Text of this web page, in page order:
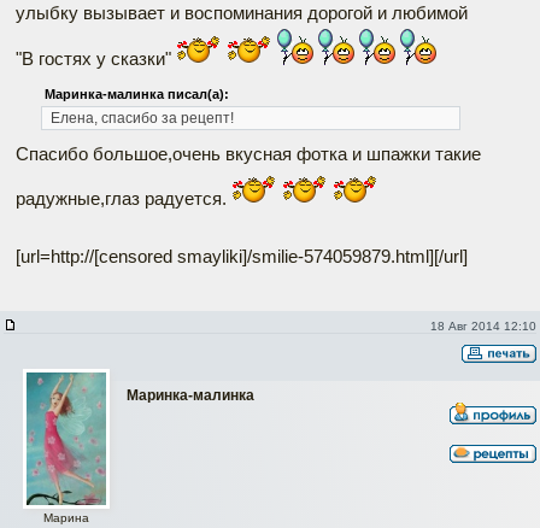
улыбку вызывает и воспоминания дорогой и любимой
"В гостях у сказки"
Маринка-малинка писал(а):
Елена, спасибо за рецепт!
Спасибо большое,очень вкусная фотка и шпажки такие
радужные,глаз радуется.
[url=http://[censored smayliki]/smilie-574059879.html][/url]
18 Авг 2014 12:10
Маринка-малинка
Марина